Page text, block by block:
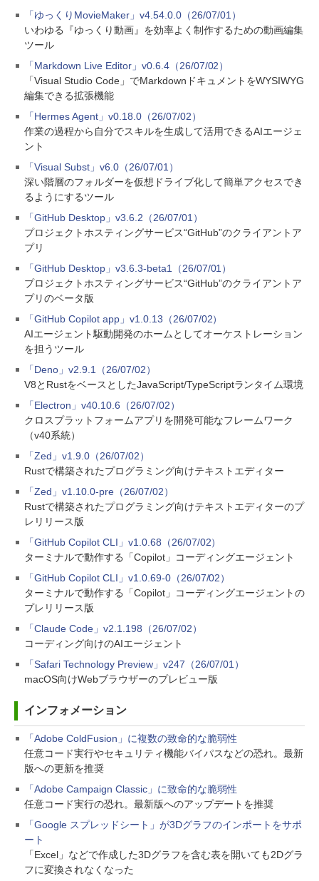
「ゆっくりMovieMaker」v4.54.0.0（26/07/01）
いわゆる『ゆっくり動画』を効率よく制作するための動画編集
ツール
「Markdown Live Editor」v0.6.4（26/07/02）
「Visual Studio Code」でMarkdownドキュメントをWYSIWYG
編集できる拡張機能
「Hermes Agent」v0.18.0（26/07/02）
作業の過程から自分でスキルを生成して活用できるAIエージェ
ント
「Visual Subst」v6.0（26/07/01）
深い階層のフォルダーを仮想ドライブ化して簡単アクセスでき
るようにするツール
「GitHub Desktop」v3.6.2（26/07/01）
プロジェクトホスティングサービス“GitHub”のクライアントア
プリ
「GitHub Desktop」v3.6.3-beta1（26/07/01）
プロジェクトホスティングサービス“GitHub”のクライアントア
プリのベータ版
「GitHub Copilot app」v1.0.13（26/07/02）
AIエージェント駆動開発のホームとしてオーケストレーション
を担うツール
「Deno」v2.9.1（26/07/02）
V8とRustをベースとしたJavaScript/TypeScriptランタイム環境
「Electron」v40.10.6（26/07/02）
クロスプラットフォームアプリを開発可能なフレームワーク
（v40系統）
「Zed」v1.9.0（26/07/02）
Rustで構築されたプログラミング向けテキストエディター
「Zed」v1.10.0-pre（26/07/02）
Rustで構築されたプログラミング向けテキストエディターのプ
レリリース版
「GitHub Copilot CLI」v1.0.68（26/07/02）
ターミナルで動作する「Copilot」コーディングエージェント
「GitHub Copilot CLI」v1.0.69-0（26/07/02）
ターミナルで動作する「Copilot」コーディングエージェントの
プレリリース版
「Claude Code」v2.1.198（26/07/02）
コーディング向けのAIエージェント
「Safari Technology Preview」v247（26/07/01）
macOS向けWebブラウザーのプレビュー版
インフォメーション
「Adobe ColdFusion」に複数の致命的な脆弱性
任意コード実行やセキュリティ機能バイパスなどの恐れ。最新
版への更新を推奨
「Adobe Campaign Classic」に致命的な脆弱性
任意コード実行の恐れ。最新版へのアップデートを推奨
「Google スプレッドシート」が3Dグラフのインポートをサポ
ート
「Excel」などで作成した3Dグラフを含む表を開いても2Dグラ
フに変換されなくなった